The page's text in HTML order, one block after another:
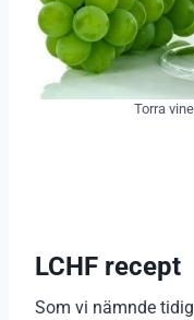
Torra
LCHF recept
Som vi nämnde